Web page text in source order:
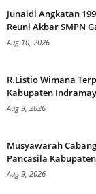
Junaidi Angkatan
Reuni Akbar SMPN
Aug 10, 2026
R.Listio Wimana
Kabupaten
Aug 9, 2026
Musyawarah
Pancasila
Aug 9, 2026